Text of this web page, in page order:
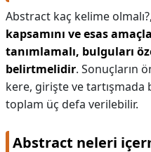
Abstract kaç kelime olmalı?,
kapsamını ve esas
tanımlamalı, bulguları
belirtmelidir. Sonuçların
kere, girişte ve
toplam üç defa verilebilir.
Abstract neleri